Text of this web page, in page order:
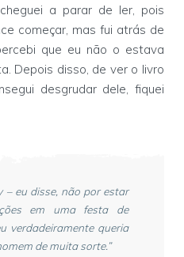
a parar de ler, pois
começar, mas fui atrás de
que eu não o estava
Depois disso, de ver o livro
desgrudar dele, fiquei
– eu disse, não por estar
em uma festa de
verdadeiramente queria
de muita sorte.”